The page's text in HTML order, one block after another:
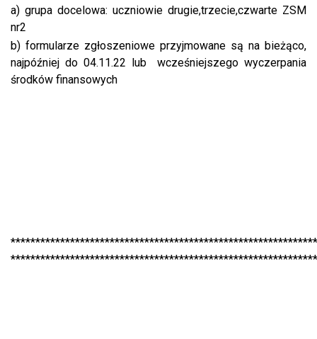
a) grupa docelowa: uczniowie drugie,trzecie,czwarte ZSM
nr2
b) formularze zgłoszeniowe przyjmowane są na bieżąco,
najpóźniej do 04.11.22 lub wcześniejszego wyczerpania
środków finansowych